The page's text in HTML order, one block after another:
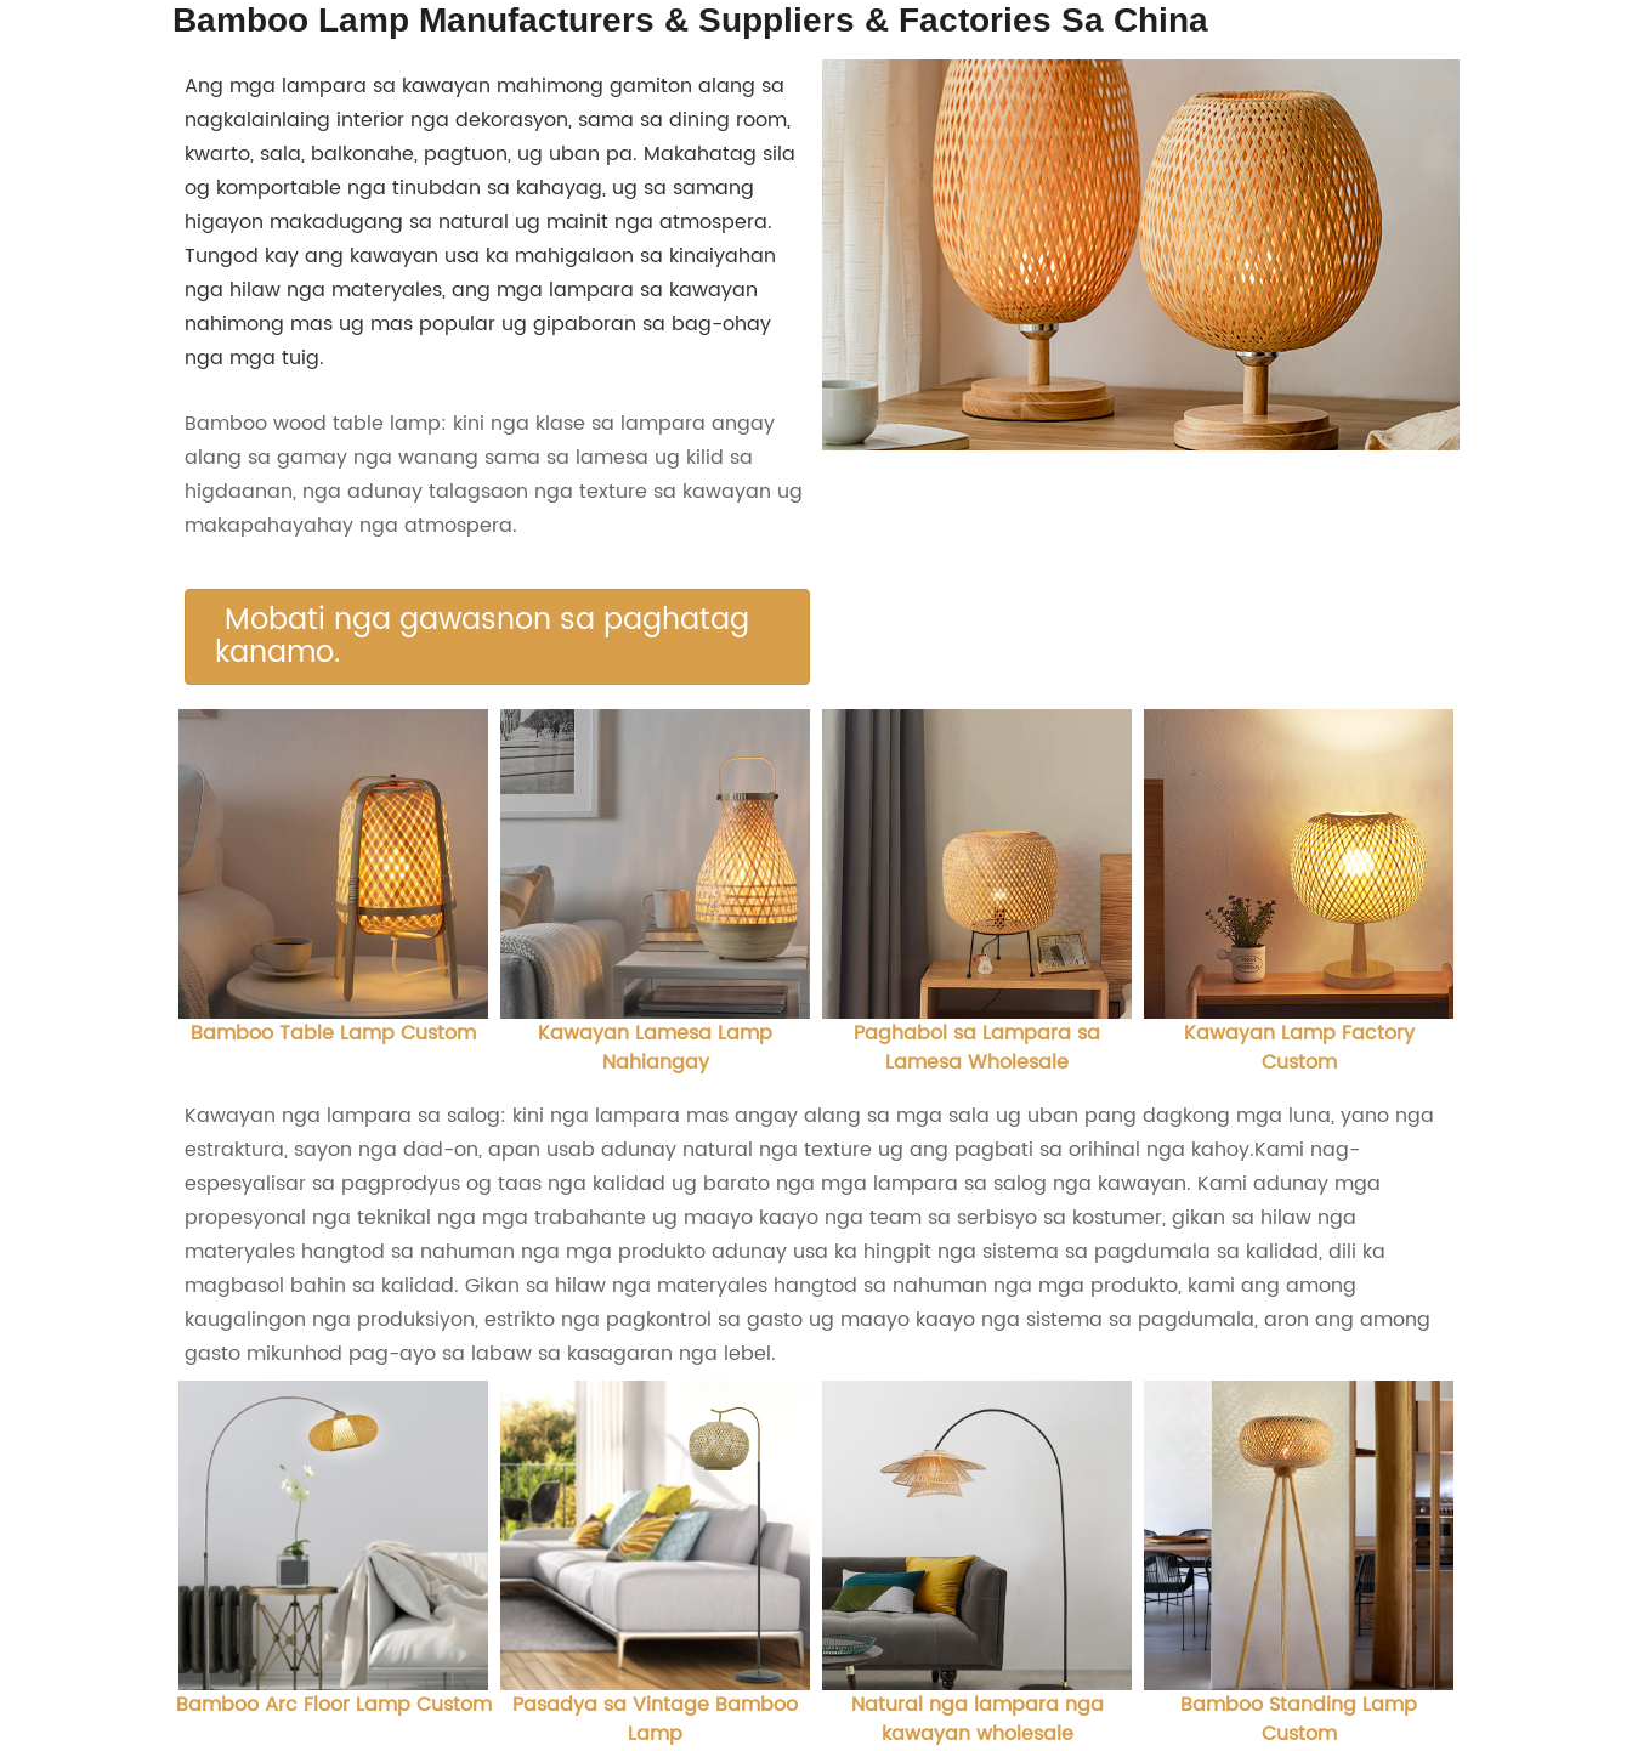
Bamboo Lamp Manufacturers & Suppliers & Factories Sa China
Ang mga lampara sa kawayan mahimong gamiton alang sa
nagkalainlaing interior nga dekorasyon, sama sa dining room,
kwarto, sala, balkonahe, pagtuon, ug uban pa. Makahatag sila
og komportable nga tinubdan sa kahayag, ug sa samang
higayon makadugang sa natural ug mainit nga atmospera.
Tungod kay ang kawayan usa ka mahigalaon sa kinaiyahan
nga hilaw nga materyales, ang mga lampara sa kawayan
nahimong mas ug mas popular ug gipaboran sa bag-ohay
nga mga tuig.
Bamboo wood table lamp: kini nga klase sa lampara angay
alang sa gamay nga wanang sama sa lamesa ug kilid sa
higdaanan, nga adunay talagsaon nga texture sa kawayan ug
makapahayahay nga atmospera.
Mobati nga gawasnon sa paghatag
kanamo.
Bamboo Table Lamp Custom
Kawayan Lamesa Lamp
Nahiangay
Paghabol sa Lampara sa
Lamesa Wholesale
Kawayan Lamp Factory
Custom
Kawayan nga lampara sa salog: kini nga lampara mas angay alang sa mga sala ug uban pang dagkong mga luna, yano nga
estraktura, sayon ​​nga dad-on, apan usab adunay natural nga texture ug ang pagbati sa orihinal nga kahoy.Kami nag-
espesyalisar sa pagprodyus og taas nga kalidad ug barato nga mga lampara sa salog nga kawayan. Kami adunay mga
propesyonal nga teknikal nga mga trabahante ug maayo kaayo nga team sa serbisyo sa kostumer, gikan sa hilaw nga
materyales hangtod sa nahuman nga mga produkto adunay usa ka hingpit nga sistema sa pagdumala sa kalidad, dili ka
magbasol bahin sa kalidad. Gikan sa hilaw nga materyales hangtod sa nahuman nga mga produkto, kami ang among
kaugalingon nga produksiyon, estrikto nga pagkontrol sa gasto ug maayo kaayo nga sistema sa pagdumala, aron ang among
gasto mikunhod pag-ayo sa labaw sa kasagaran nga lebel.
Bamboo Arc Floor Lamp Custom
Pasadya sa Vintage Bamboo
Lamp
Natural nga lampara nga
kawayan wholesale
Bamboo Standing Lamp
Custom